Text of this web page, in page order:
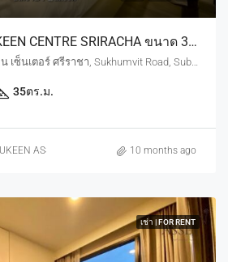
ให้เช่าคอนโด คีน KEEN CENTRE SRIRACHA ขนาด 35 ตร.ม. ชั้น 21 | ราคาเช่า 15,000 บาท/เดือน ฟรี! แม่บ้านทำความสะอาดสัปดาห์ละ 2 ครั้ง-พร้อมอยู่
KEEN Centre Sriracha คีน เซ็นเตอร์ ศรีราชา, Sukhumvit Road, Sub-District, Si Racha District, Chon Buri, Thailand
35ตร.ม.
ASSET CO., LTD. 10 months ago
เช่า | FOR RENT